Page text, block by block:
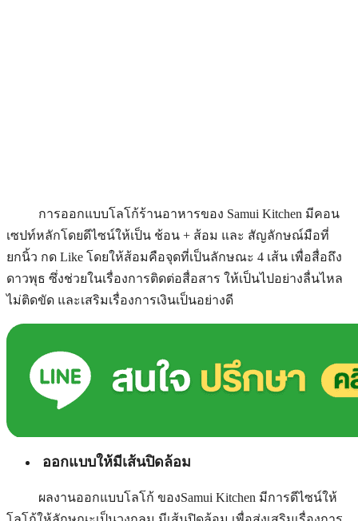
การออกแบบโลโก้ร้านอาหารของ Samui Kitchen มีคอน
เซปท์หลักโดยดีไซน์ให้เป็น ช้อน + ส้อม และ สัญลักษณ์มือที่
ยกนิ้ว กด Like โดยให้ส้อมคือจุดที่เป็นลักษณะ 4 เส้น เพื่อสื่อถึง
ดาวพุธ ซึ่งช่วยในเรื่องการติดต่อสื่อสาร ให้เป็นไปอย่างลื่นไหล
ไม่ติดขัด และเสริมเรื่องการเงินเป็นอย่างดี
ออกแบบให้มีเส้นปิดล้อม
ผลงานออกแบบโลโก้ ของSamui Kitchen มีการดีไซน์ให้